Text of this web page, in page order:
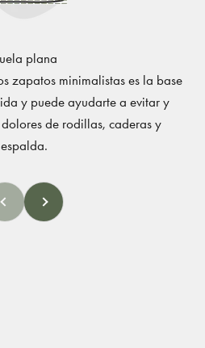
plana
zapatos minimalistas es la base
y puede ayudarte a evitar y
de rodillas, caderas y
espalda.
Adelante